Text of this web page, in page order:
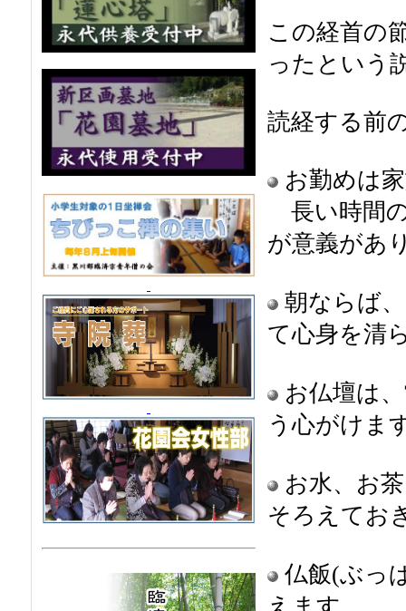
この経首の
っ たという
読経する前
お勤めは
長い時間
が意義があ
朝ならば
て心身を清
お仏壇は
う心がけま
お水、お
そろえてお
仏飯(ぶっ